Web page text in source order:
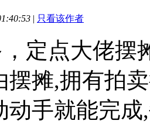
| 只看该作者
定点大佬摆
摆摊,拥有拍
动手就能完